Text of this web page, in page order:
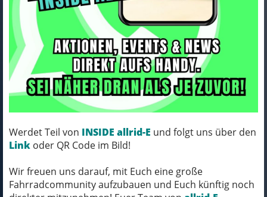
Werdet Teil von INSIDE allrid-E und folgt uns über den
Link oder QR Code im Bild!
Wir freuen uns darauf, mit Euch eine große
Fahrradcommunity aufzubauen und Euch künftig noch
Santini Trikot Santini Trek
Replica Women XL Blue/Yellow
Art.Nr. 5317396
Farbe: DARK BLUE/YELLOW
MICH KANNST DU BESTELLEN - MIT
ABHOLUNG IN NORTORF!
pro Stück (inkl. MwSt.)